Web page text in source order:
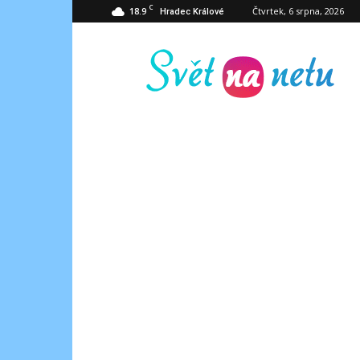
18.9 C Hradec Králové Čtvrtek, 6 srpna, 2026
Svět
na
netu